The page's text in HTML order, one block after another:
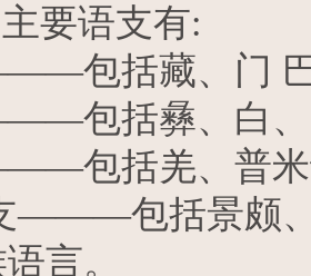
要语支有:
包括藏、门
包括彝、白、
包括羌、普米
———包括景颇
言。